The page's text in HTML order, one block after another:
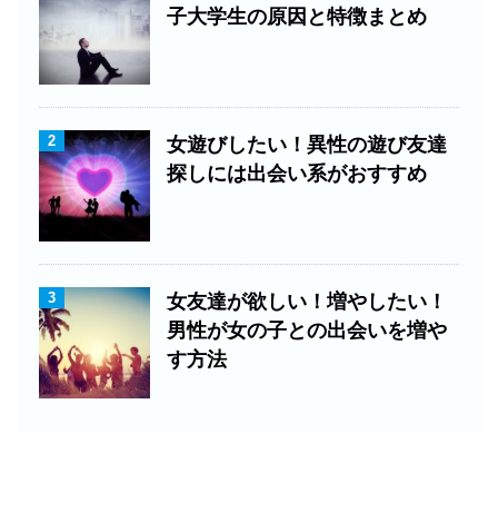
子大学生の原因と特徴まとめ
2
女遊びしたい！異性の遊び友達
探しには出会い系がおすすめ
3
女友達が欲しい！増やしたい！
男性が女の子との出会いを増や
す方法